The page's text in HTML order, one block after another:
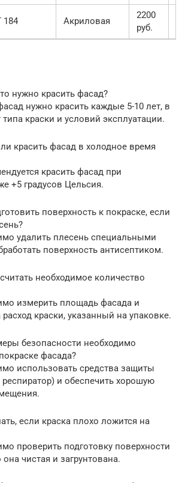
184 Акриловая
2200
руб.
нужно красить фасад?
нужно красить каждые 5-10 лет, в
краски и условий эксплуатации.
красить фасад в холодное время
красить фасад при
+5 градусов Цельсия.
поверхность к покраске, если
удалить плесень специальными
поверхность антисептиком.
необходимое количество
измерить площадь фасада и
расход краски, указанный на упаковке.
безопасности необходимо
фасада?
использовать средства защиты
респиратор) и обеспечить хорошую
если краска плохо ложится на
проверить подготовку поверхности
она чистая и загрунтована.